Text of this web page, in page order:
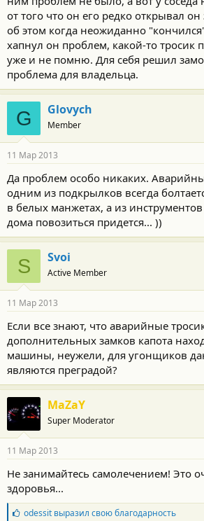
от того что он его редко открывал
об этом когда неожиданно
хапнул он проблем, какой-то тросик
уже и не помню. Для себя решил
проблема для владельца.
G Glovych
Member
11 Мар 2013
Да проблем особо никаких.
одним из подкрылков всегда
в белых манжетах, а из
дома повозиться придется... ))
S Svoi
Active Member
11 Мар 2013
Если все знают, что аварийные
дополнительных замков капота
машины, неужели, для угонщиков
являются преградой?
MaZaY
Super Moderator
11 Мар 2013
Не занимайтесь самолечением! Это
здоровья...
Б
odessitвыразил свою благодарность